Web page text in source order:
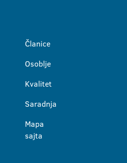
Članice
Osoblje
Kvalitet
Saradnja
Mapa
sajta